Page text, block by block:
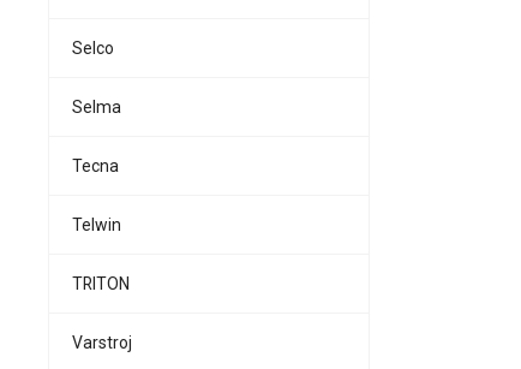
Selco
Selma
Tecna
Telwin
TRITON
Varstroj